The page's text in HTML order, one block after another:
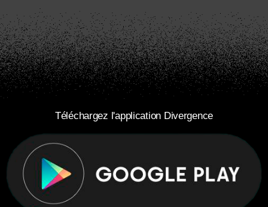
Téléchargez l'application Divergence